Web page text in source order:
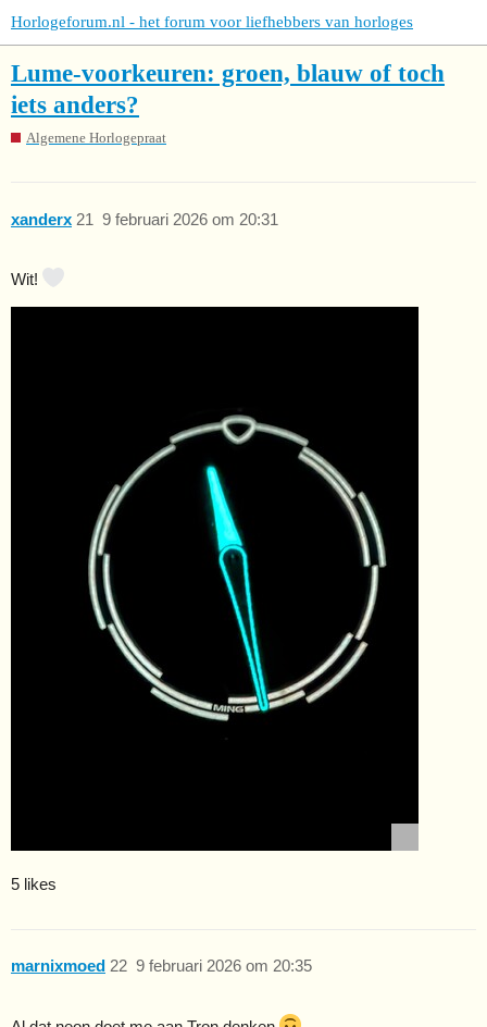
Horlogeforum.nl - het forum voor liefhebbers van horloges
Lume-voorkeuren: groen, blauw of toch
iets anders?
Algemene Horlogepraat
xanderx 9 februari 2026 om 20:31
21
Wit!
5 likes
marnixmoed 9 februari 2026 om 20:35
22